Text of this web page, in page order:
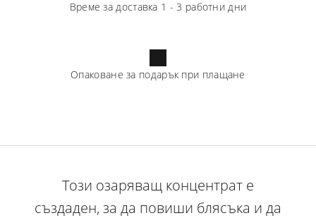
Време за доставка 1 - 3 работни дни
Опаковане за подарък при плащане
Този озаряващ концентрат е
създаден, за да повиши блясъка и да